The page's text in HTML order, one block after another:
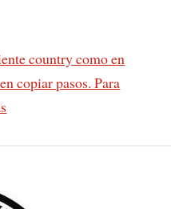
country como en
copiar pasos. Para